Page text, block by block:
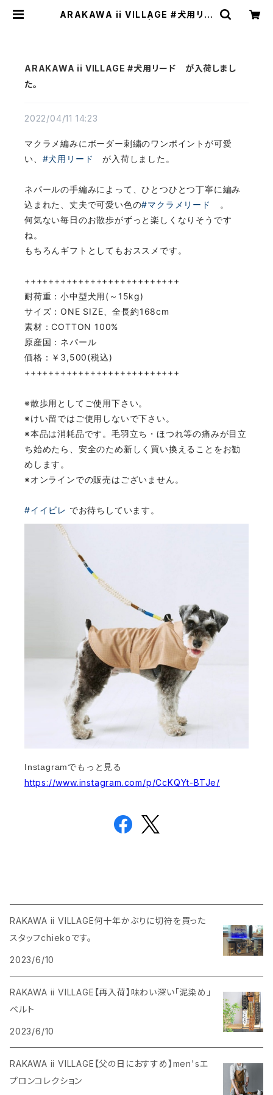
ARAKAWA ii VILLAGE #犬用リー
ARAKAWA ii VILLAGE #犬用リード が入荷しまし
た。
2022/04/11 14:23
マクラメ編みにボーダー刺繍のワンポイントが可愛
い、 #犬用リード が入荷しました。
ネパールの手編みによって、ひとつひとつ丁寧に編み
込まれた、丈夫で可愛い色の#マクラメリード
。
何気ない毎日のお散歩がずっと楽しくなりそうです
ね。
もちろんギフトとしてもおススメです。
++++++++++++++++++++++++++
耐荷重：小中型犬用(～15kg)
サイズ：ONE SIZE、全長約168cm
素材：COTTON 100%
原産国：ネパール
価格：￥3,500(税込)
++++++++++++++++++++++++++
※散歩用としてご使用下さい。
※けい留ではご使用しないで下さい。
※本品は消耗品です。毛羽立ち・ほつれ等の痛みが目立
ち始めたら、安全のため新しく買い換えることをお勧
めします。
※オンラインでの販売はございません。
#イイビレ でお待ちしています。
Instagramでもっと見る
https://www.instagram.com/p/CcKQYt-BTJe/
RAKAWA ii VILLAGE何十年かぶりに切符を買った
スタッフchiekoです。
2023/6/10
RAKAWA ii VILLAGE【再入荷】味わい深い「泥染め」
ベルト
2023/6/10
RAKAWA ii VILLAGE【父の日におすすめ】men'sエ
プロンコレクション